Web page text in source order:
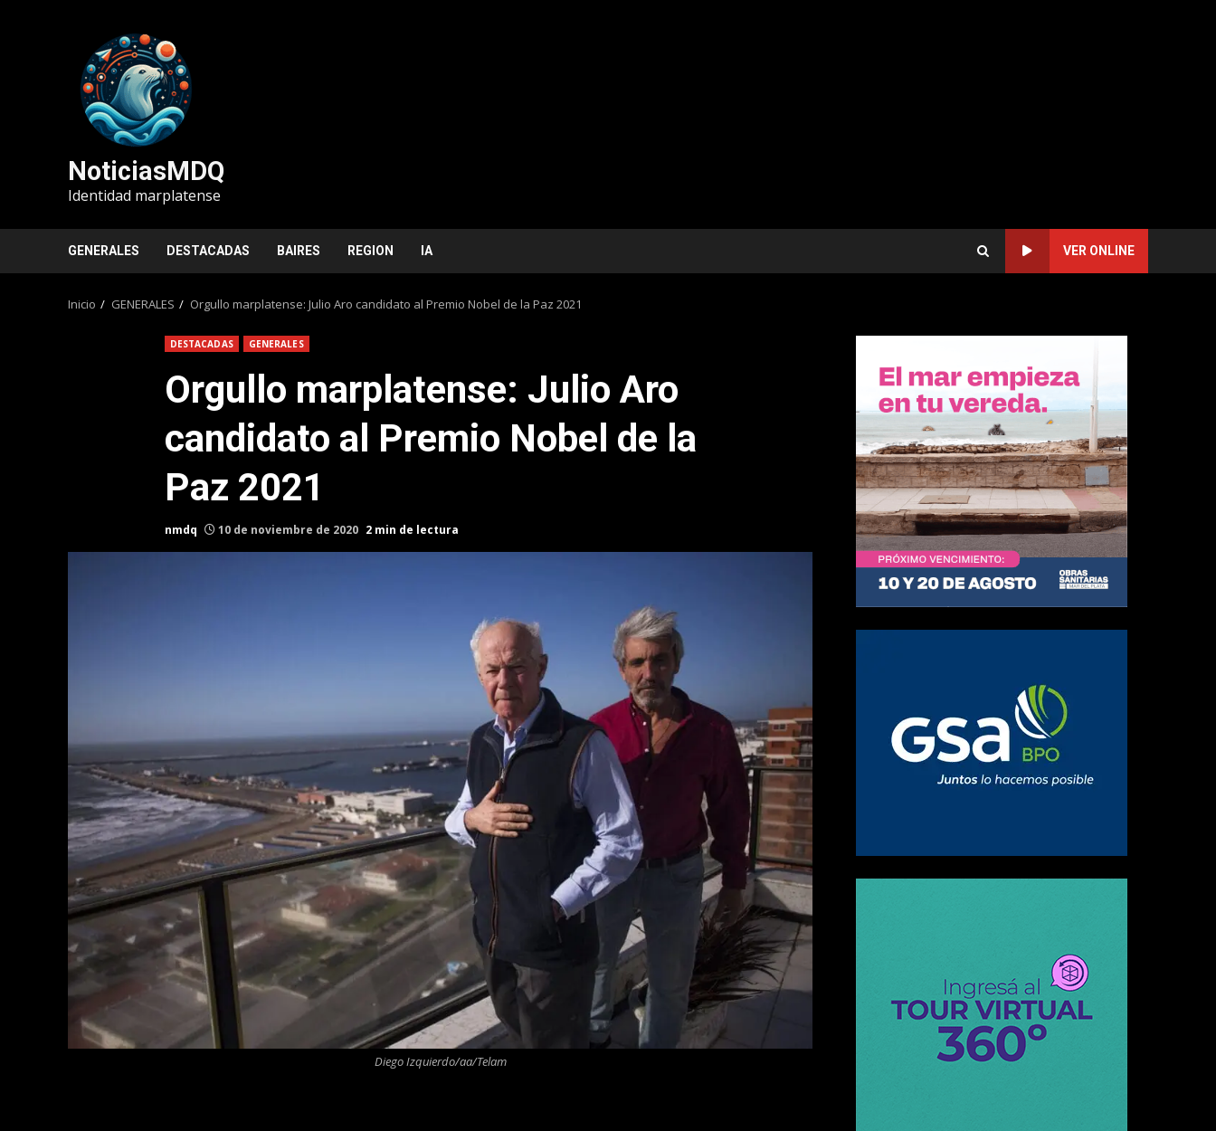
NoticiasMDQ
Identidad marplatense
GENERALES DESTACADAS BAIRES REGION IA VER ONLINE
Inicio GENERALES Orgullo marplatense: Julio Aro candidato al Premio Nobel de la Paz 2021
DESTACADAS GENERALES
Orgullo marplatense: Julio Aro
candidato al Premio Nobel de la
Paz 2021
nmdq 10 de noviembre de 2020 2 min de lectura
Diego Izquierdo/aa/Telam